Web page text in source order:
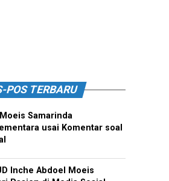
POS TERBARU
Samarinda
usai Komentar soal
Inche Abdoel Moeis